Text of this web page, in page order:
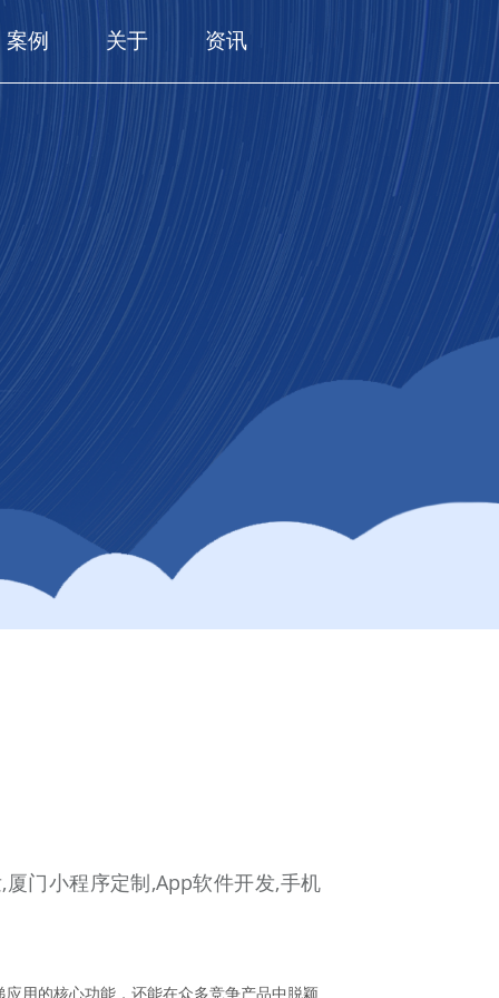
案例 关于 资讯
门小程序定制,App软件开发,手机
用的核心功能，还能在众多竞争产品中脱颖